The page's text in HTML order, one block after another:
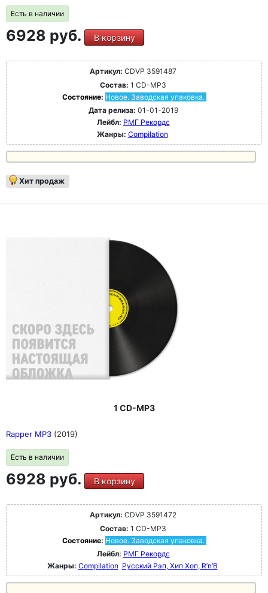
Есть в наличии
6928 руб. В корзину
Артикул: CDVP 3591487
Состав: 1 CD-MP3
Состояние: Новое. Заводская упаковка.
Дата релиза: 01-01-2019
Лейбл: РМГ Рекордс
Жанры: Compilation
Хит продаж
1 CD-MP3
Rapper MP3 (2019)
Есть в наличии
6928 руб. В корзину
Артикул: CDVP 3591472
Состав: 1 CD-MP3
Состояние: Новое. Заводская упаковка.
Лейбл: РМГ Рекордс
Жанры: Compilation Русский Рэп, Хип Хоп, R’n’B